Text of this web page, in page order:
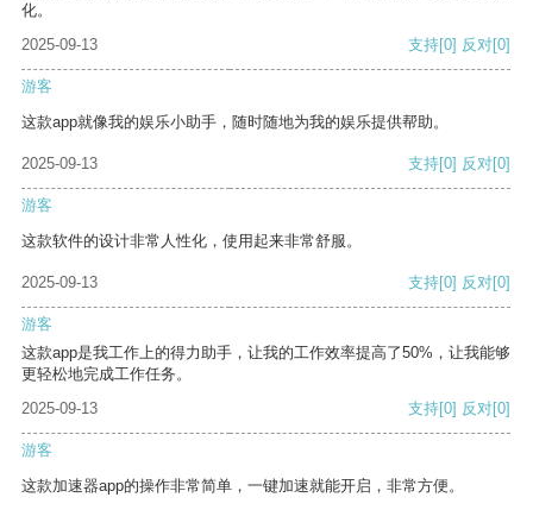
化。
2025-09-13
支持[0] 反对[0]
游客
这款app就像我的娱乐小助手，随时随地为我的娱乐提供帮助。
2025-09-13 支持[0] 反对[0]
游客
这款软件的设计非常人性化，使用起来非常舒服。
2025-09-13 支持[0] 反对[0]
游客
这款app是我工作上的得力助手，让我的工作效率提高了50%，让我能够
更轻松地完成工作任务。
2025-09-13
支持[0] 反对[0]
游客
这款加速器app的操作非常简单，一键加速就能开启，非常方便。